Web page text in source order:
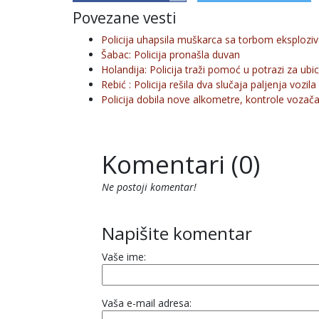
Povezane vesti
Policija uhapsila muškarca sa torbom
Šabac: Policija pronašla duvan
Holandija: Policija traži pomoć u potrazi za
Rebić : Policija rešila dva slučaja paljenja vozila
Policija dobila nove alkometre, kontrole
Komentari (0)
Ne postoji komentar!
Napišite komentar
Vaše ime:
Vaša e-mail adresa: